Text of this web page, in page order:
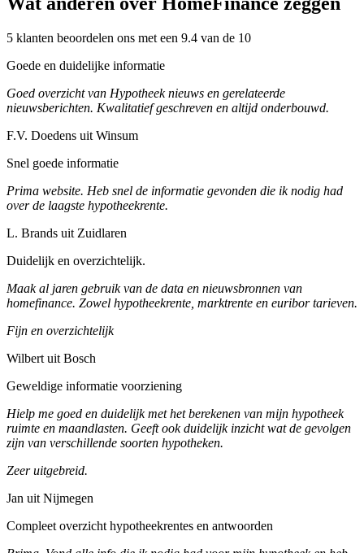
5 klanten beoordelen ons met een 9.4 van de 10
Goede en duidelijke informatie
Goed overzicht van Hypotheek nieuws en gerelateerde
nieuwsberichten. Kwalitatief geschreven en altijd onderbouwd.
F.V. Doedens uit Winsum
Snel goede informatie
Prima website. Heb snel de informatie gevonden die ik nodig had
over de laagste hypotheekrente.
L. Brands uit Zuidlaren
Duidelijk en overzichtelijk.
Maak al jaren gebruik van de data en nieuwsbronnen van
homefinance. Zowel hypotheekrente, marktrente en euribor tarieven.
Fijn en overzichtelijk
Wilbert uit Bosch
Geweldige informatie voorziening
Hielp me goed en duidelijk met het berekenen van mijn hypotheek
ruimte en maandlasten. Geeft ook duidelijk inzicht wat de gevolgen
zijn van verschillende soorten hypotheken.
Zeer uitgebreid.
Jan uit Nijmegen
Compleet overzicht hypotheekrentes en antwoorden